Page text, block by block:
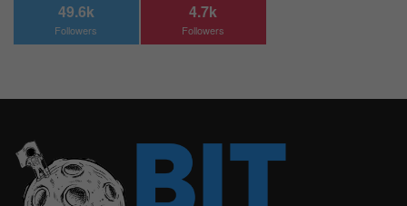
49.6k
Followers
4.7k
Followers